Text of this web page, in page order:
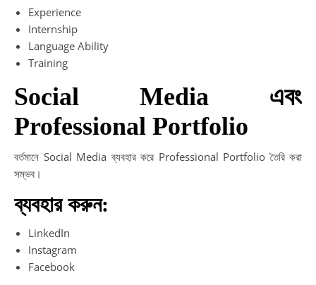
Experience
Internship
Language Ability
Training
Social Media এবং
Professional Portfolio
বর্তমানে Social Media ব্যবহার করে Professional Portfolio তৈরি করা
সম্ভব।
ব্যবহার করুন:
LinkedIn
Instagram
Facebook